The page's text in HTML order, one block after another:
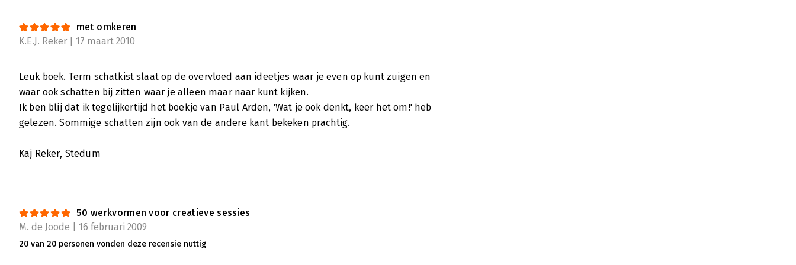
60 werkvormen voor creatieve sessies
Daniëlle de Jonge | 24 februari 2009
staan. '50 werkvormen voor creatieve sessies' is er zo een. In ieder geval voor
iedereen die met enige regelmaat bijeenkomsten organiseert voor groepen
mensen, zoals trainers, managers en consultants.
Lees verder
Ruud de Jong | 16 februari 2009
en stappen van diverse creatieve sessies, zodat u op ideeën komt en deze kunt
uitwerken. Het uiteindelijke doel is om tot innovaties te komen, aldus de inleiding
van '50 werkvormen voor creatieve sessies'.
met omkeren
K.E.J. Reker | 17 maart 2010
Leuk boek. Term schatkist slaat op de overvloed aan ideetjes waar je even op kunt zuigen en
waar ook schatten bij zitten waar je alleen maar naar kunt kijken.
Ik ben blij dat ik tegelijkertijd het boekje van Paul Arden, 'Wat je ook denkt, keer het om!' heb
gelezen. Sommige schatten zijn ook van de andere kant bekeken prachtig.
Kaj Reker, Stedum
50 werkvormen voor creatieve sessies
M. de Joode | 16 februari 2009
20 van 20 personen vonden deze recensie nuttig